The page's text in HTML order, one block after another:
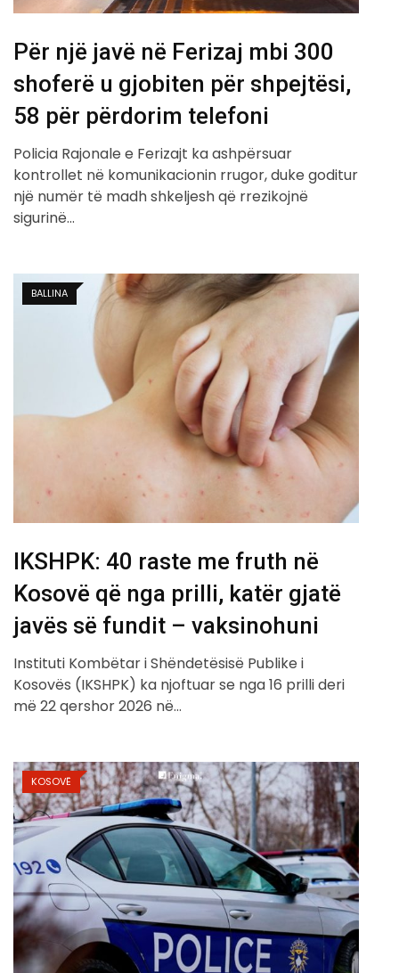
Për një javë në Ferizaj mbi 300
shoferë u gjobiten për shpejtësi,
58 për përdorim telefoni
Policia Rajonale e Ferizajt ka ashpërsuar
kontrollet në komunikacionin rrugor, duke goditur
një numër të madh shkeljesh që rrezikojnë
sigurinë…
BALLINA
IKSHPK: 40 raste me fruth në
Kosovë që nga prilli, katër gjatë
javës së fundit – vaksinohuni
Instituti Kombëtar i Shëndetësisë Publike i
Kosovës (IKSHPK) ka njoftuar se nga 16 prilli deri
më 22 qershor 2026 në…
KOSOVË